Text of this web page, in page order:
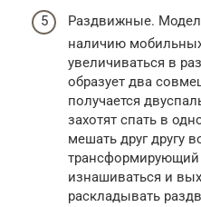
Раздвижные.
наличию
увеличиваться в
образует два
получается
захотят спать в
мешать друг другу
изнашиваться и
раскладывать